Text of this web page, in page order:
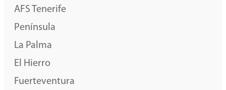
AFS Tenerife
Península
La Palma
El Hierro
Fuerteventura